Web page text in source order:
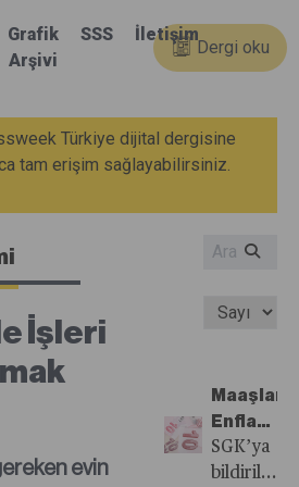
Grafik
Arşivi
SSS İletişim
Dergi oku
Türkiye dijital dergisine
tam erişim sağlayabilirsiniz.
İşleri
evin
Maaşları
Yenen
ve
SGK’ya
bildirilen